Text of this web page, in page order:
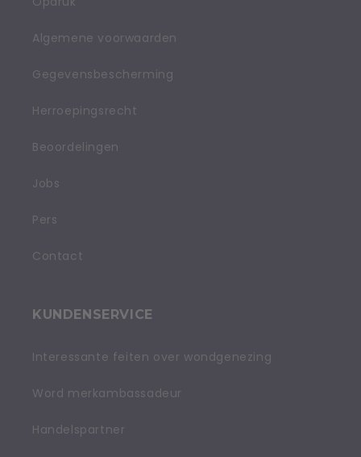
Algemene voorwaarden
Gegevensbescherming
Herroepingsrecht
Beoordelingen
Jobs
Pers
Contact
KUNDENSERVICE
Interessante feiten over wondgenezing
Word merkambassadeur
Handelspartner